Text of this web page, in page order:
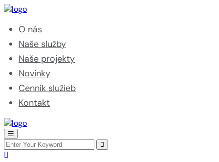
O nás
Naše služby
Naše projekty
Novinky
Cenník služieb
Kontakt